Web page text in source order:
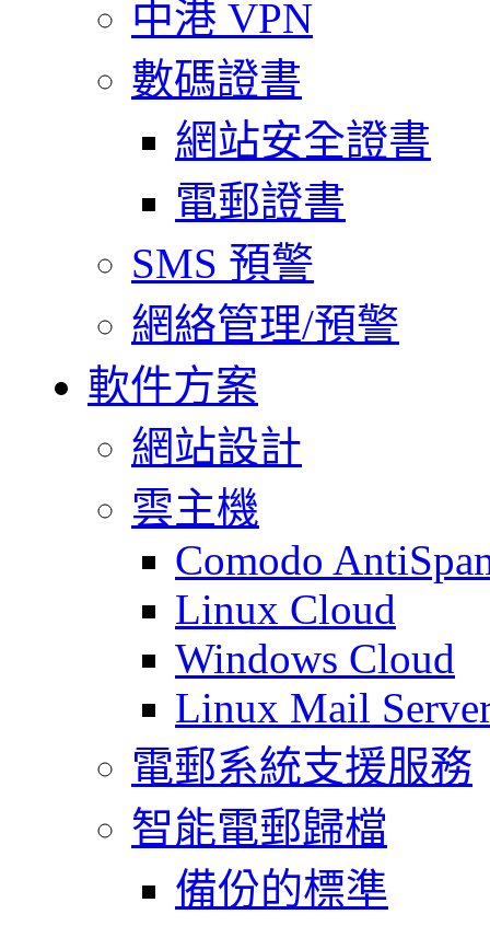
中港 VPN
數碼證書
網站安全證書
電郵證書
SMS 預警
網絡管理/預警
軟件方案
網站設計
雲主機
Comodo
Linux Cloud
Windows Cloud
Linux Mail
電郵系統支援服務
智能電郵歸檔
備份的標準